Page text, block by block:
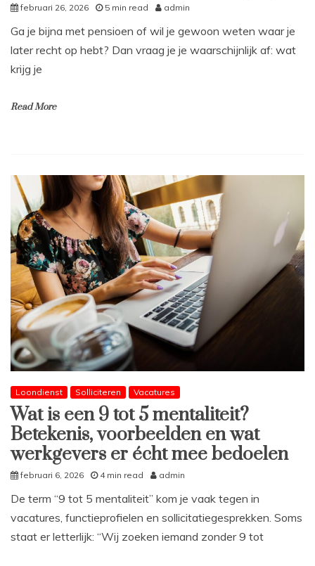
februari 26, 2026 5 min read admin
Ga je bijna met pensioen of wil je gewoon weten waar je
later recht op hebt? Dan vraag je je waarschijnlijk af: wat
krijg je
Read More
Loondienst Solliciteren Vacatures
Wat is een 9 tot 5 mentaliteit?
Betekenis, voorbeelden en wat
werkgevers er écht mee bedoelen
februari 6, 2026 4 min read admin
De term “9 tot 5 mentaliteit” kom je vaak tegen in
vacatures, functieprofielen en sollicitatiegesprekken. Soms
staat er letterlijk: “Wij zoeken iemand zonder 9 tot